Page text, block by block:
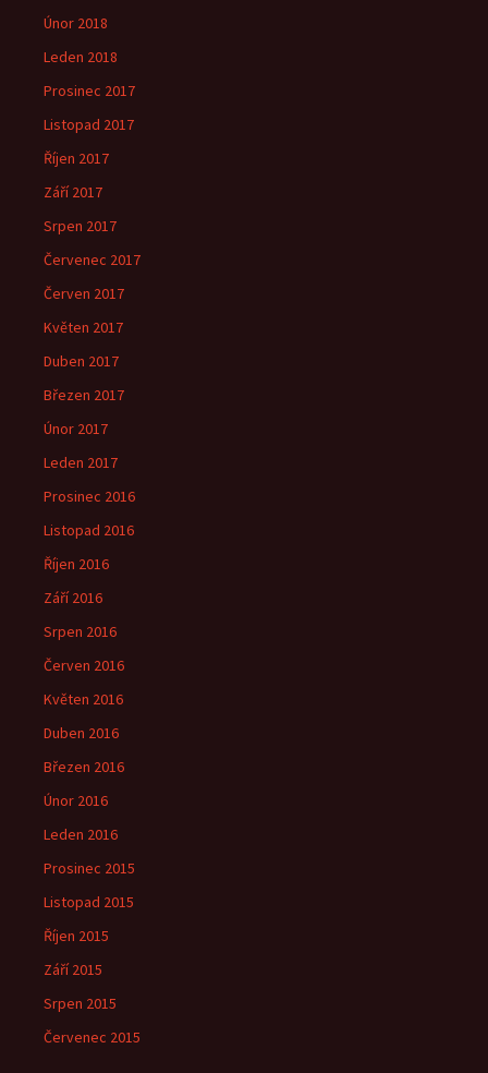
Únor 2018
Leden 2018
Prosinec 2017
Listopad 2017
Říjen 2017
Září 2017
Srpen 2017
Červenec 2017
Červen 2017
Květen 2017
Duben 2017
Březen 2017
Únor 2017
Leden 2017
Prosinec 2016
Listopad 2016
Říjen 2016
Září 2016
Srpen 2016
Červen 2016
Květen 2016
Duben 2016
Březen 2016
Únor 2016
Leden 2016
Prosinec 2015
Listopad 2015
Říjen 2015
Září 2015
Srpen 2015
Červenec 2015